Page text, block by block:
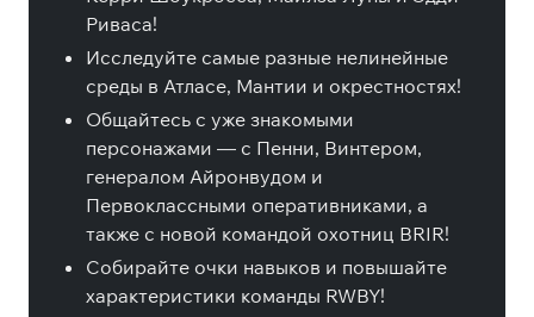
Риваса!
Исследуйте самые разные нелинейные
среды в Атласе, Мантии и окрестностях!
Общайтесь с уже знакомыми
персонажами — с Пенни, Винтером,
генералом Айронвудом и
Первоклассными оперативниками, а
также с новой командой охотниц BRIR!
Собирайте очки навыков и повышайте
характеристики команды RWBY!